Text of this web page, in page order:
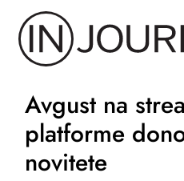
sadržaj
Avgust na
platforme
novitete